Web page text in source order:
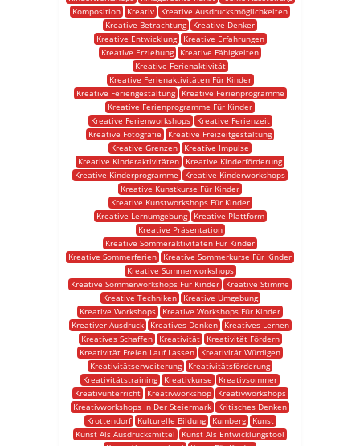
Komposition
Kreativ
Kreative Ausdrucksmöglichkeiten
Kreative Betrachtung
Kreative Denker
Kreative Entwicklung
Kreative Erfahrungen
Kreative Erziehung
Kreative Fähigkeiten
Kreative Ferienaktivität
Kreative Ferienaktivitäten Für Kinder
Kreative Feriengestaltung
Kreative Ferienprogramme
Kreative Ferienprogramme Für Kinder
Kreative Ferienworkshops
Kreative Ferienzeit
Kreative Fotografie
Kreative Freizeitgestaltung
Kreative Grenzen
Kreative Impulse
Kreative Kinderaktivitäten
Kreative Kinderförderung
Kreative Kinderprogramme
Kreative Kinderworkshops
Kreative Kunstkurse Für Kinder
Kreative Kunstworkshops Für Kinder
Kreative Lernumgebung
Kreative Plattform
Kreative Präsentation
Kreative Sommeraktivitäten Für Kinder
Kreative Sommerferien
Kreative Sommerkurse Für Kinder
Kreative Sommerworkshops
Kreative Sommerworkshops Für Kinder
Kreative Stimme
Kreative Techniken
Kreative Umgebung
Kreative Workshops
Kreative Workshops Für Kinder
Kreativer Ausdruck
Kreatives Denken
Kreatives Lernen
Kreatives Schaffen
Kreativität
Kreativität Fördern
Kreativität Freien Lauf Lassen
Kreativität Würdigen
Kreativitätserweiterung
Kreativitätsförderung
Kreativitätstraining
Kreativkurse
Kreativsommer
Kreativunterricht
Kreativworkshop
Kreativworkshops
Kreativworkshops In Der Steiermark
Kritisches Denken
Krottendorf
Kulturelle Bildung Kumberg
Kunst
Kunst Als Ausdrucksmittel
Kunst Als Entwicklungstool